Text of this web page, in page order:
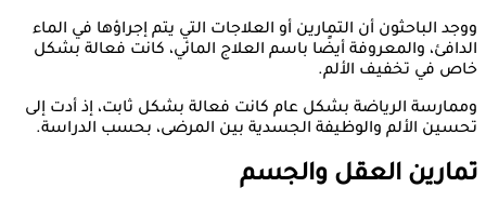
ووجد الباحثون أن التمارين أو العلاجات التي يتم إجراؤها في الماء
الدافئ، والمعروفة أيضًا باسم العلاج المائي، كانت فعالة بشكل
خاص في تخفيف الألم.
وممارسة الرياضة بشكل عام كانت فعالة بشكل ثابت، إذ أدت إلى
تحسين الألم والوظيفة الجسدية بين المرضى، بحسب الدراسة.
تمارين العقل والجسم